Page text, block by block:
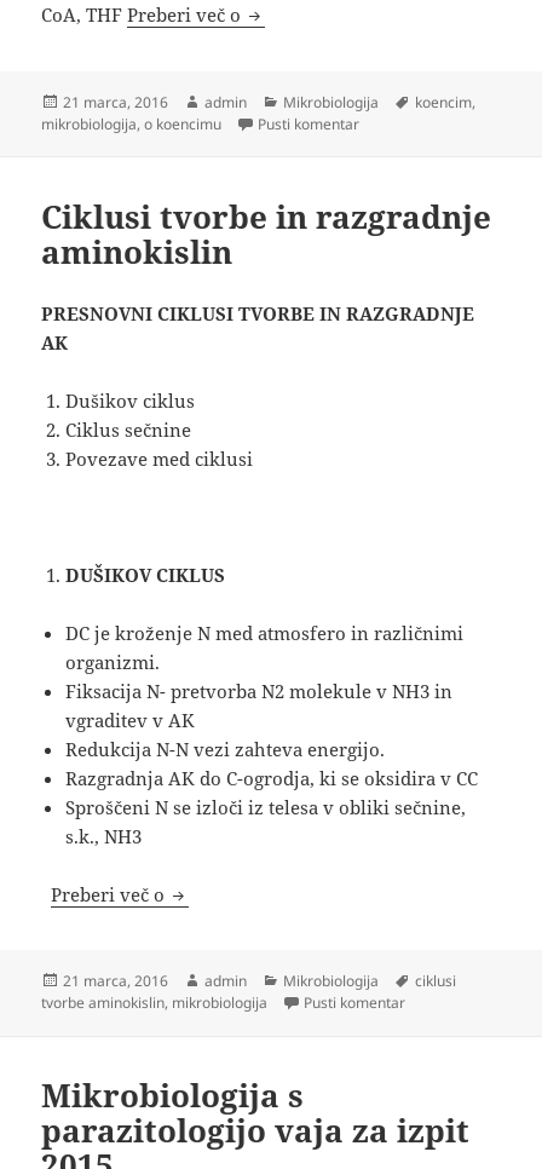
CoA, THFPreberi več o Koencim
Objavljeno
dne
21 marca, 2016 Avtor
admin Kategorije
Mikrobiologija Oznake
koencim,
mikrobiologija,o koencimu Pusti komentarna Koencim
Ciklusi tvorbe in razgradnje
aminokislin
PRESNOVNI CIKLUSI TVORBE IN RAZGRADNJE
AK
Dušikov ciklus
Ciklus sečnine
Povezave med ciklusi
DUŠIKOV CIKLUS
DC je kroženje N med atmosfero in različnimi
organizmi.
Fiksacija N- pretvorba N2 molekule v NH3 in
vgraditev v AK
Redukcija N-N vezi zahteva energijo.
Razgradnja AK do C-ogrodja, ki se oksidira v CC
Sproščeni N se izloči iz telesa v obliki sečnine,
s.k., NH3
Preberi več o Ciklusi tvorbe in razgradnje aminokislin
Objavljeno
dne
21 marca, 2016 Avtor
admin Kategorije
Mikrobiologija Oznake
ciklusi
tvorbe aminokislin, mikrobiologija Pusti komentarna Ciklusi tvorbe in
Mikrobiologija s
parazitologijo vaja za izpit